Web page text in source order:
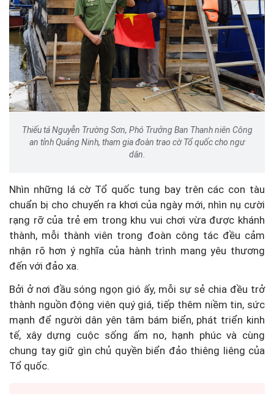
Thiếu tá Nguyễn Trường Sơn, Phó Trưởng Ban Thanh niên Công
an tỉnh Quảng Ninh, tham gia đoàn trao cờ Tổ quốc cho ngư
dân.
Nhìn những lá cờ Tổ quốc tung bay trên các con tàu
chuẩn bị cho chuyến ra khơi của ngày mới, nhìn nụ cười
rạng rỡ của trẻ em trong khu vui chơi vừa được khánh
thành, mỗi thành viên trong đoàn công tác đều cảm
nhận rõ hơn ý nghĩa của hành trình mang yêu thương
đến với đảo xa.
Bởi ở nơi đầu sóng ngọn gió ấy, mỗi sự sẻ chia đều trở
thành nguồn động viên quý giá, tiếp thêm niềm tin, sức
mạnh để người dân yên tâm bám biển, phát triển kinh
tế, xây dựng cuộc sống ấm no, hạnh phúc và cùng
chung tay giữ gìn chủ quyền biển đảo thiêng liêng của
Tổ quốc.